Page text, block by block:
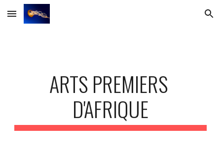
Skip to main content Skip to navigation
ARTS PREMIERS
D'AFRIQUE